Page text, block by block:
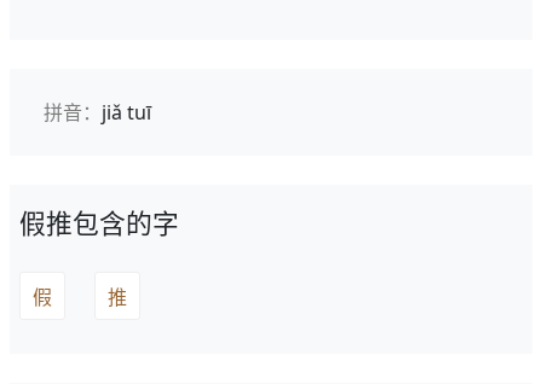
拼音： jiǎ tuī
假推包含的字
假 推